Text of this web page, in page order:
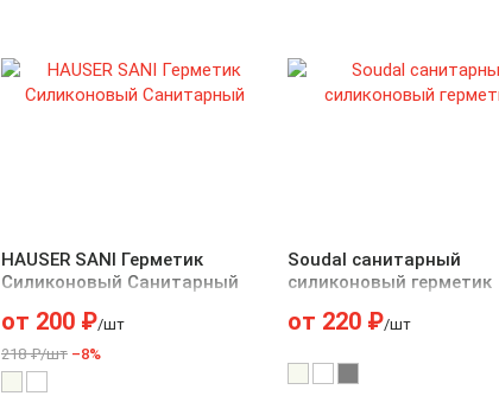
HAUSER SANI Герметик
Силиконовый Санитарный
от 200₽/шт
218 ₽/шт –8%
Soudal санитарный
силиконовый герметик
от 220₽/шт